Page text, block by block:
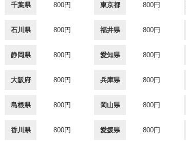
千葉県 800円 東京都 800円
石川県 800円 福井県 800円
静岡県 800円 愛知県 800円
大阪府 800円 兵庫県 800円
島根県 800円 岡山県 800円
香川県 800円 愛媛県 800円